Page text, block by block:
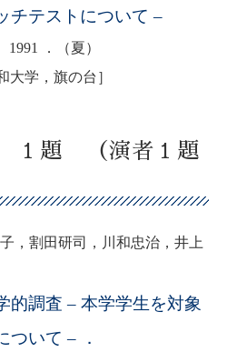
チテストについて –
．（夏）
大学，旗の台］
１題 （演者１題
，割田研司，川和忠治，井上
的調査 – 本学学生を対象
ついて – ．